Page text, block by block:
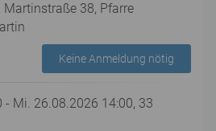
38, Pfarre
Keine Anmeldung nötig
- Mi. 26.08.2026 14:00, 33